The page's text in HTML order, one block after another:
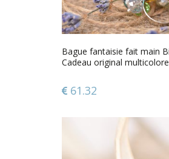
Bague fantaisie fait main
Cadeau original
61.32